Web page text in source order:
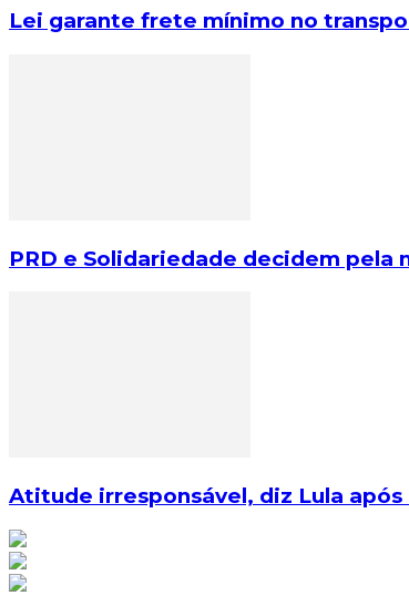
Lei garante frete mínimo no
PRD e Solidariedade decidem
Atitude irresponsável, diz Lula